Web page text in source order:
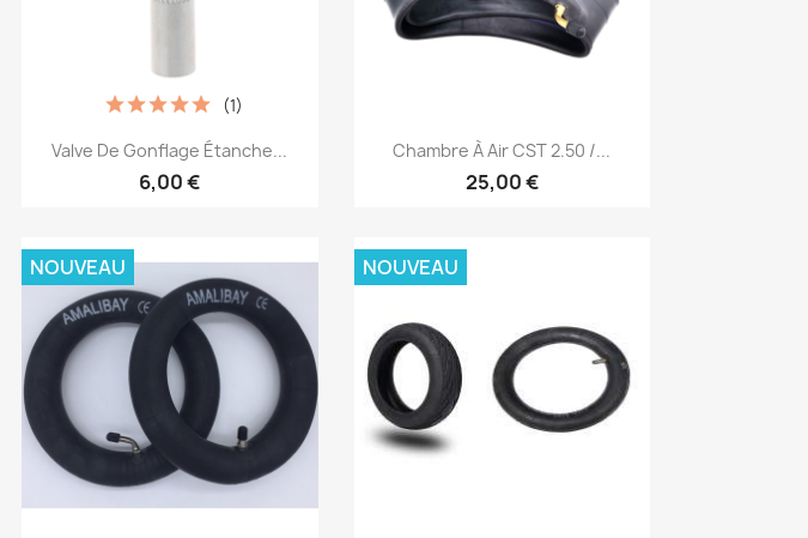
Aperçu rapide
Valve De Gonflage Étanche...
6,00 €
(1)
Aperçu rapide
Chambre À Air CST 2.50 /...
25,00 €
NOUVEAU NOUVEAU